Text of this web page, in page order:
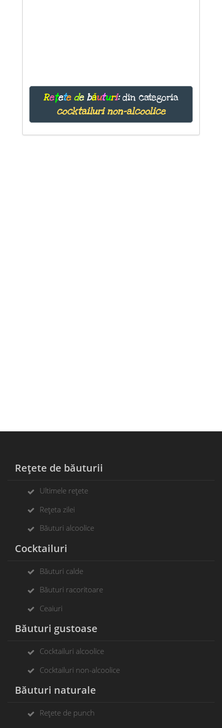
Rețete de băuturi:din categoria
cocktailuri non-alcoolice
Rețete de băuturii
Ultimele rețete
Rețeta zilei
Băuturi alcoolice
Cocktailuri
Băuturi calde
Băuturi racoritoare
Ceaiuri
Băuturi gustoase
Cocktailuri alcoolice
Cocktailuri non-alcoolice
Băuturi naturale
Rețete de punch